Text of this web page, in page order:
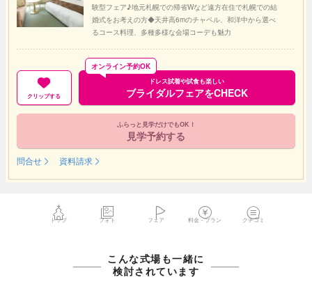
験型フェア♪地元札幌での帰省Wなど遠方在住で札幌での結
婚式をお考えの方◆天井高6mのチャペル、和洋中から選べ
るコース料理、多種多様な会場コーデも魅力
クリップする
ドレス試着や試食も楽しい
ブライダルフェアをCHECK
オンライン予約OK
ふらっと見学だけでもOK！
見学予約する
問合せ 資料請求
トップ フォト フェア 料金・プラン クチコミ
こんな式場も一緒に
検討されています